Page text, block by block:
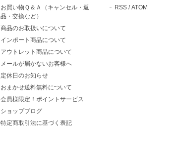
お買い物Ｑ＆Ａ（キャンセル・返
品・交換など）
商品のお取扱いについて
インポート商品について
アウトレット商品について
メールが届かないお客様へ
定休日のお知らせ
おまかせ送料無料について
会員様限定！ポイントサービス
ショップブログ
特定商取引法に基づく表記
RSS /ATOM